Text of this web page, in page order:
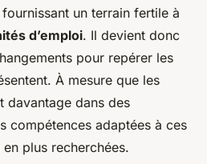
un terrain fertile à
d’emploi. Il devient donc
pour repérer les
À mesure que les
davantage dans des
compétences adaptées à ces
plus recherchées.